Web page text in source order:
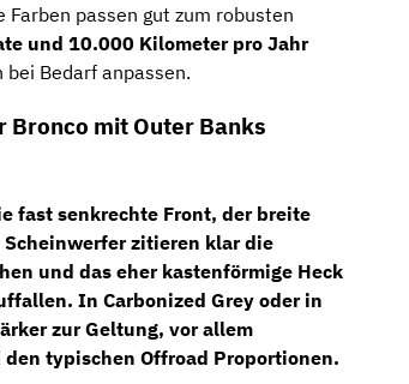
Farben passen gut zum robusten
und 10.000 Kilometer pro Jahr
Bedarf anpassen.
mit Outer Banks
fast senkrechte Front, der breite
zitieren klar die
und das eher kastenförmige Heck
In Carbonized Grey oder in
zur Geltung, vor allem
typischen Offroad Proportionen.